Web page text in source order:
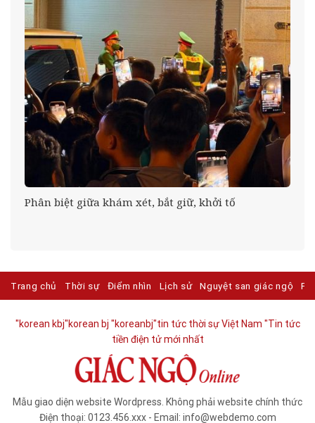
Phân biệt giữa khám xét, bắt giữ, khởi tố
Trang chủ Thời sự Điểm nhìn Lịch sử Nguyệt san giác ngộ
"korean kbj​"korean bj "koreanbj​"tin tức thời sự Việt Nam "Tin tức
tiền điện tử mới nhất​
Mẫu giao diện website Wordpress. Không phải website chính thức
Điện thoại: 0123.456.xxx - Email: info@webdemo.com